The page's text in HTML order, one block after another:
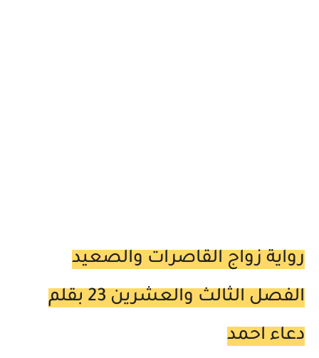
رواية زواج القاصرات والصعيد
الفصل الثالث والعشرين 23 بقلم
دعاء احمد